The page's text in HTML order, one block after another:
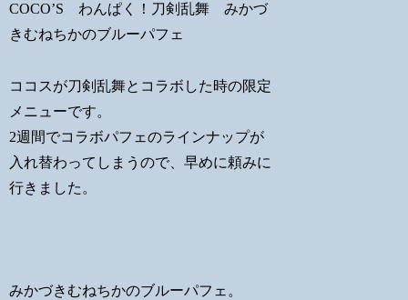
COCO’S わんぱく！刀剣乱舞 みかづ
きむねちかのブルーパフェ
ココスが刀剣乱舞とコラボした時の限定
メニューです。
2週間でコラボパフェのラインナップが
入れ替わってしまうので、早めに頼みに
行きました。
みかづきむねちかのブルーパフェ。